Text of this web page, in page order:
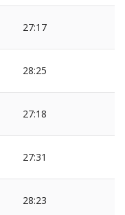
27:17
28:25
27:18
27:31
28:23